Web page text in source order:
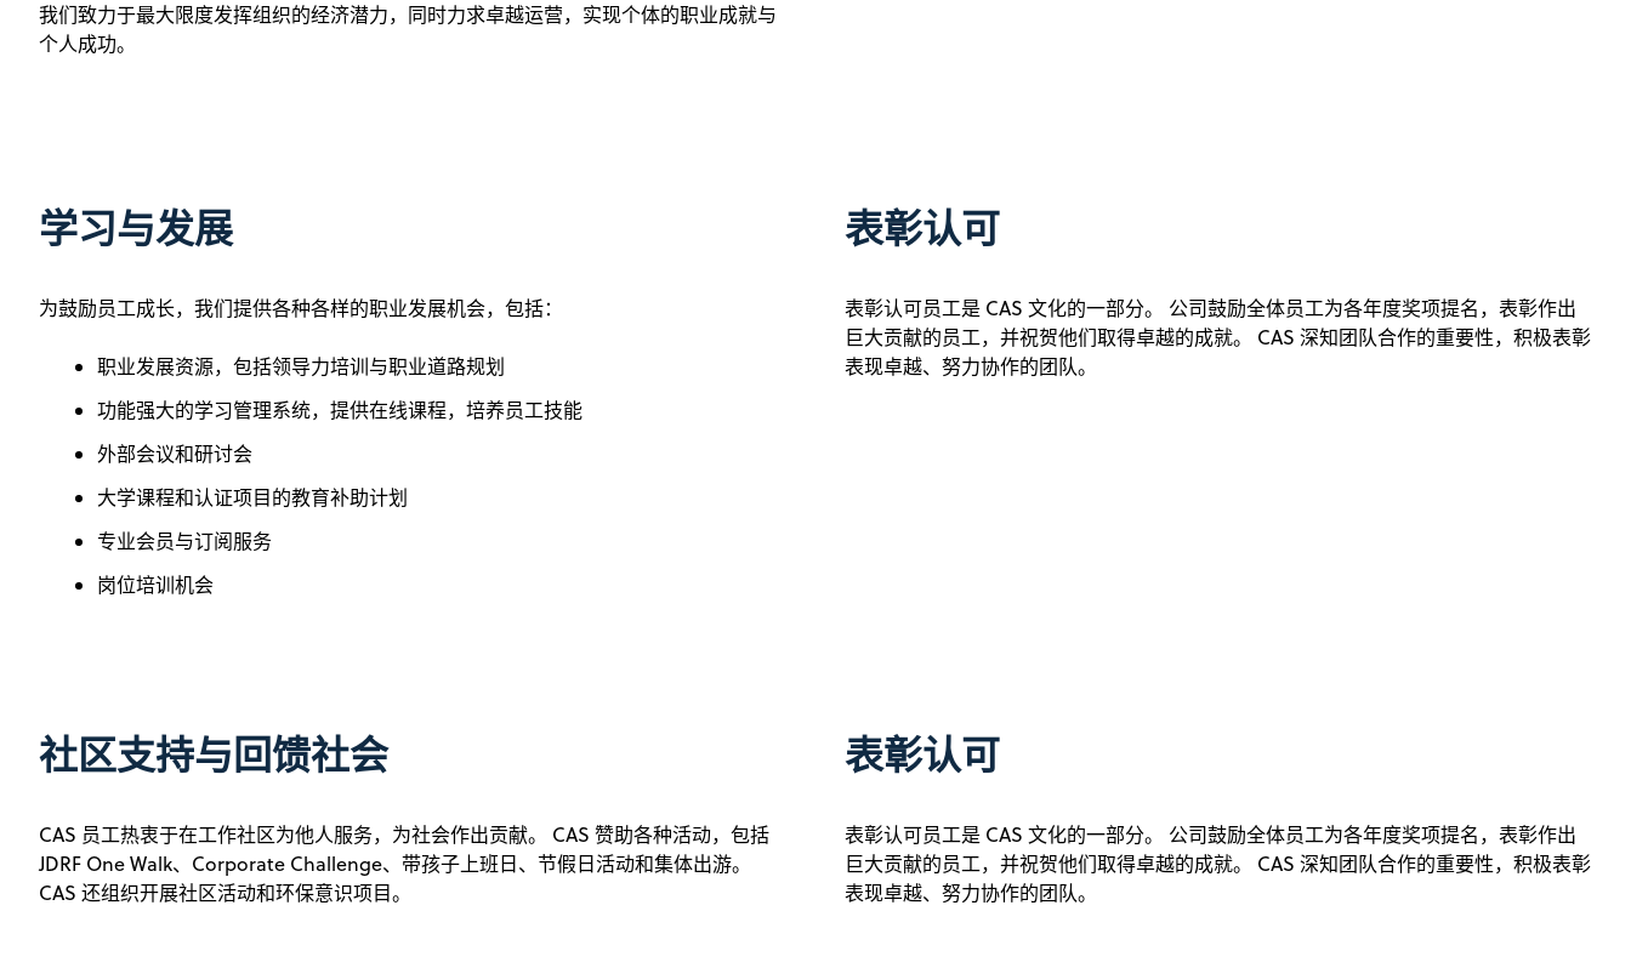
我们致力于最大限度发挥组织的经济潜力，同时力求卓越运营，实现个体的职业成就与
个人成功。
学习与发展
为鼓励员工成长，我们提供各种各样的职业发展机会，包括：
职业发展资源，包括领导力培训与职业道路规划
功能强大的学习管理系统，提供在线课程，培养员工技能
外部会议和研讨会
大学课程和认证项目的教育补助计划
专业会员与订阅服务
岗位培训机会
表彰认可
表彰认可员工是 CAS 文化的一部分。 公司鼓励全体员工为各年度奖项提名，表彰作出
巨大贡献的员工，并祝贺他们取得卓越的成就。 CAS 深知团队合作的重要性，积极表彰
表现卓越、努力协作的团队。
社区支持与回馈社会
CAS 员工热衷于在工作社区为他人服务，为社会作出贡献。 CAS 赞助各种活动，包括
JDRF One Walk、Corporate Challenge、带孩子上班日、节假日活动和集体出游。
CAS 还组织开展社区活动和环保意识项目。
表彰认可
表彰认可员工是 CAS 文化的一部分。 公司鼓励全体员工为各年度奖项提名，表彰作出
巨大贡献的员工，并祝贺他们取得卓越的成就。 CAS 深知团队合作的重要性，积极表彰
表现卓越、努力协作的团队。